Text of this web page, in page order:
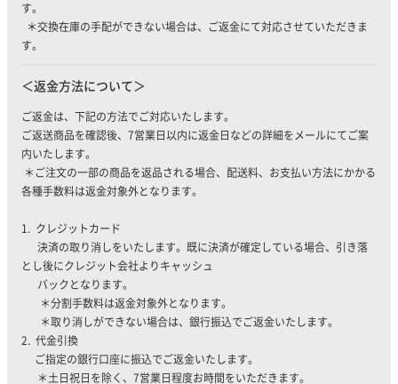
す。
＊交換在庫の手配ができない場合は、ご返金にて対応させていただきま
す。
返金方法について
ご返金は、下記の方法でご対応いたします。
ご返送商品を確認後、7営業日以内に返金日などの詳細をメールにてご案
内いたします。
＊ご注文の一部の商品を返品される場合、配送料、お支払い方法にかかる
各種手数料は返金対象外となります。
1. クレジットカード
決済の取り消しをいたします。既に決済が確定している場合、引き落
とし後にクレジット会社よりキャッシュ
バックとなります。
＊分割手数料は返金対象外となります。
＊取り消しができない場合は、銀行振込でご返金いたします。
2. 代金引換
ご指定の銀行口座に振込でご返金いたします。
＊土日祝日を除く、7営業日程度お時間をいただきます。